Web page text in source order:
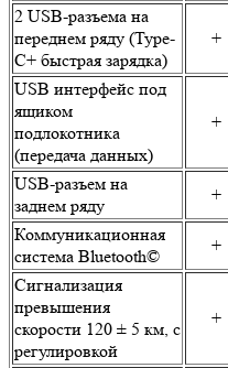
2 USB-разъема на
переднем ряду (Type-
C+ быстрая зарядка)
+
USB интерфейс под
ящиком
подлокотника
(передача данных)
+
USB-разъем на
заднем ряду
+
Коммуникационная
система Bluetooth©
+
Сигнализация
превышения
скорости 120 ± 5 км, с
регулировкой
+